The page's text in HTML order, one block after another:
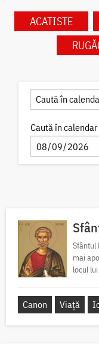
ACATISTE
Caută în
Sfântul
mai
locul
Canon Viață